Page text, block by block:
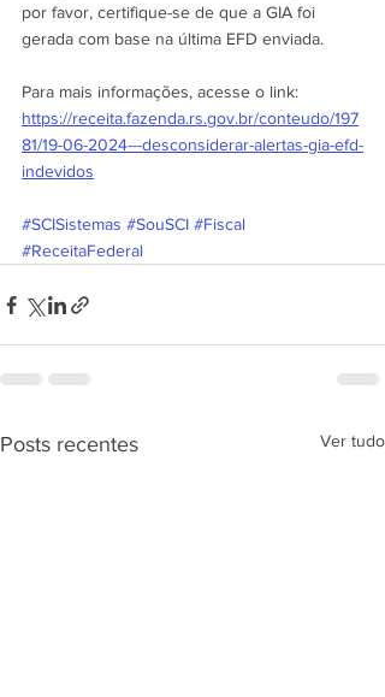
por favor, certifique-se de que a GIA foi
gerada com base na última EFD enviada.
Para mais informações, acesse o link:
https://receita.fazenda.rs.gov.br/conteudo/197
81/19-06-2024---desconsiderar-alertas-gia-efd-
indevidos
#SCISistemas #SouSCI #Fiscal
#ReceitaFederal
Posts recentes Ver tudo